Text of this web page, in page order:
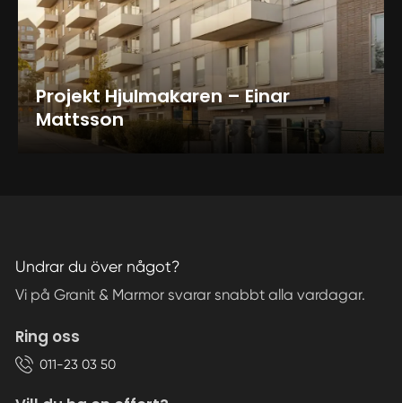
Projekt Hjulmakaren – Einar
Mattsson
Undrar du över något?
Vi på Granit & Marmor svarar snabbt alla vardagar.
Ring oss
011-23 03 50